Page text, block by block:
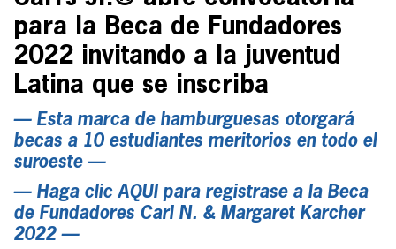
para la Beca de Fundadores
2022 invitando a la juventud
Latina que se inscriba
— Esta marca de hamburguesas otorgará
becas a 10 estudiantes meritorios en todo el
suroeste —
— Haga clic AQUI para registrase a la Beca
de Fundadores Carl N. & Margaret Karcher
2022—